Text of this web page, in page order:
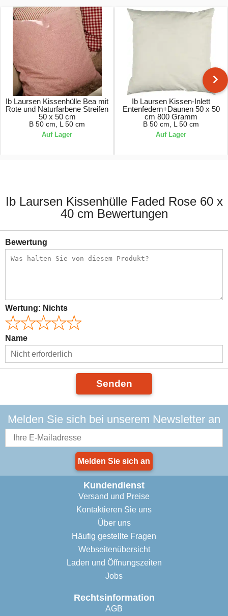
Ib Laursen Kissenhülle Bea mit
Rote und Naturfarbene Streifen
50 x 50 cm
B 50 cm, L 50 cm
Auf Lager
Ib Laursen Kissen-Inlett
Entenfedern+Daunen 50 x 50
cm 800 Gramm
B 50 cm, L 50 cm
Auf Lager
Ib Laursen Kissenhülle Faded Rose 60 x
40 cm Bewertungen
Bewertung
Wertung: Nichts
Name
Senden
Melden Sie sich bei unserem Newsletter an
Melden Sie sich an
Kundendienst
Versand und Preise
Kontaktieren Sie uns
Über uns
Häufig gestellte Fragen
Webseitenübersicht
Laden und Öffnungszeiten
Jobs
Rechtsinformation
AGB